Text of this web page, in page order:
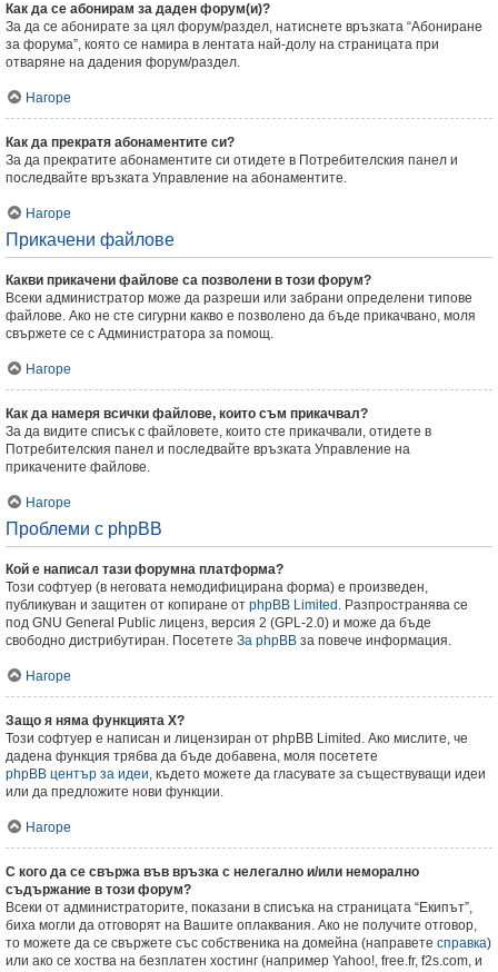
Как да се абонирам за даден форум(и)?
За да се абонирате за цял форум/раздел, натиснете връзката “Абониране
за форума”, която се намира в лентата най-долу на страницата при
отваряне на дадения форум/раздел.
Нагоре
Как да прекратя абонаментите си?
За да прекратите абонаментите си отидете в Потребителския панел и
последвайте връзката Управление на абонаментите.
Нагоре
Прикачени файлове
Какви прикачени файлове са позволени в този форум?
Всеки администратор може да разреши или забрани определени типове
файлове. Ако не сте сигурни какво е позволено да бъде прикачвано, моля
свържете се с Администратора за помощ.
Нагоре
Как да намеря всички файлове, които съм прикачвал?
За да видите списък с файловете, които сте прикачвали, отидете в
Потребителския панел и последвайте връзката Управление на
прикачените файлове.
Нагоре
Проблеми с phpBB
Кой е написал тази форумна платформа?
Този софтуер (в неговата немодифицирана форма) е произведен,
публикуван и защитен от копиране от phpBB Limited . Разпространява се
под GNU General Public лиценз, версия 2 (GPL-2.0) и може да бъде
свободно дистрибутиран. Посетете За phpBB за повече информация.
Нагоре
Защо я няма функцията X?
Този софтуер е написан и лицензиран от phpBB Limited. Ако мислите, че
дадена функция трябва да бъде добавена, моля посетете
phpBB център за идеи, където можете да гласувате за съществуващи идеи
или да предложите нови функции.
Нагоре
С кого да се свържа във връзка с нелегално и/или неморално
съдържание в този форум?
Всеки от администраторите, показани в списъка на страницата “Екипът”,
биха могли да отговорят на Вашите оплаквания. Ако не получите отговор,
то можете да се свържете със собственика на домейна (направете справка)
или ако се хоства на безплатен хостинг (например Yahoo!, free.fr, f2s.com, и